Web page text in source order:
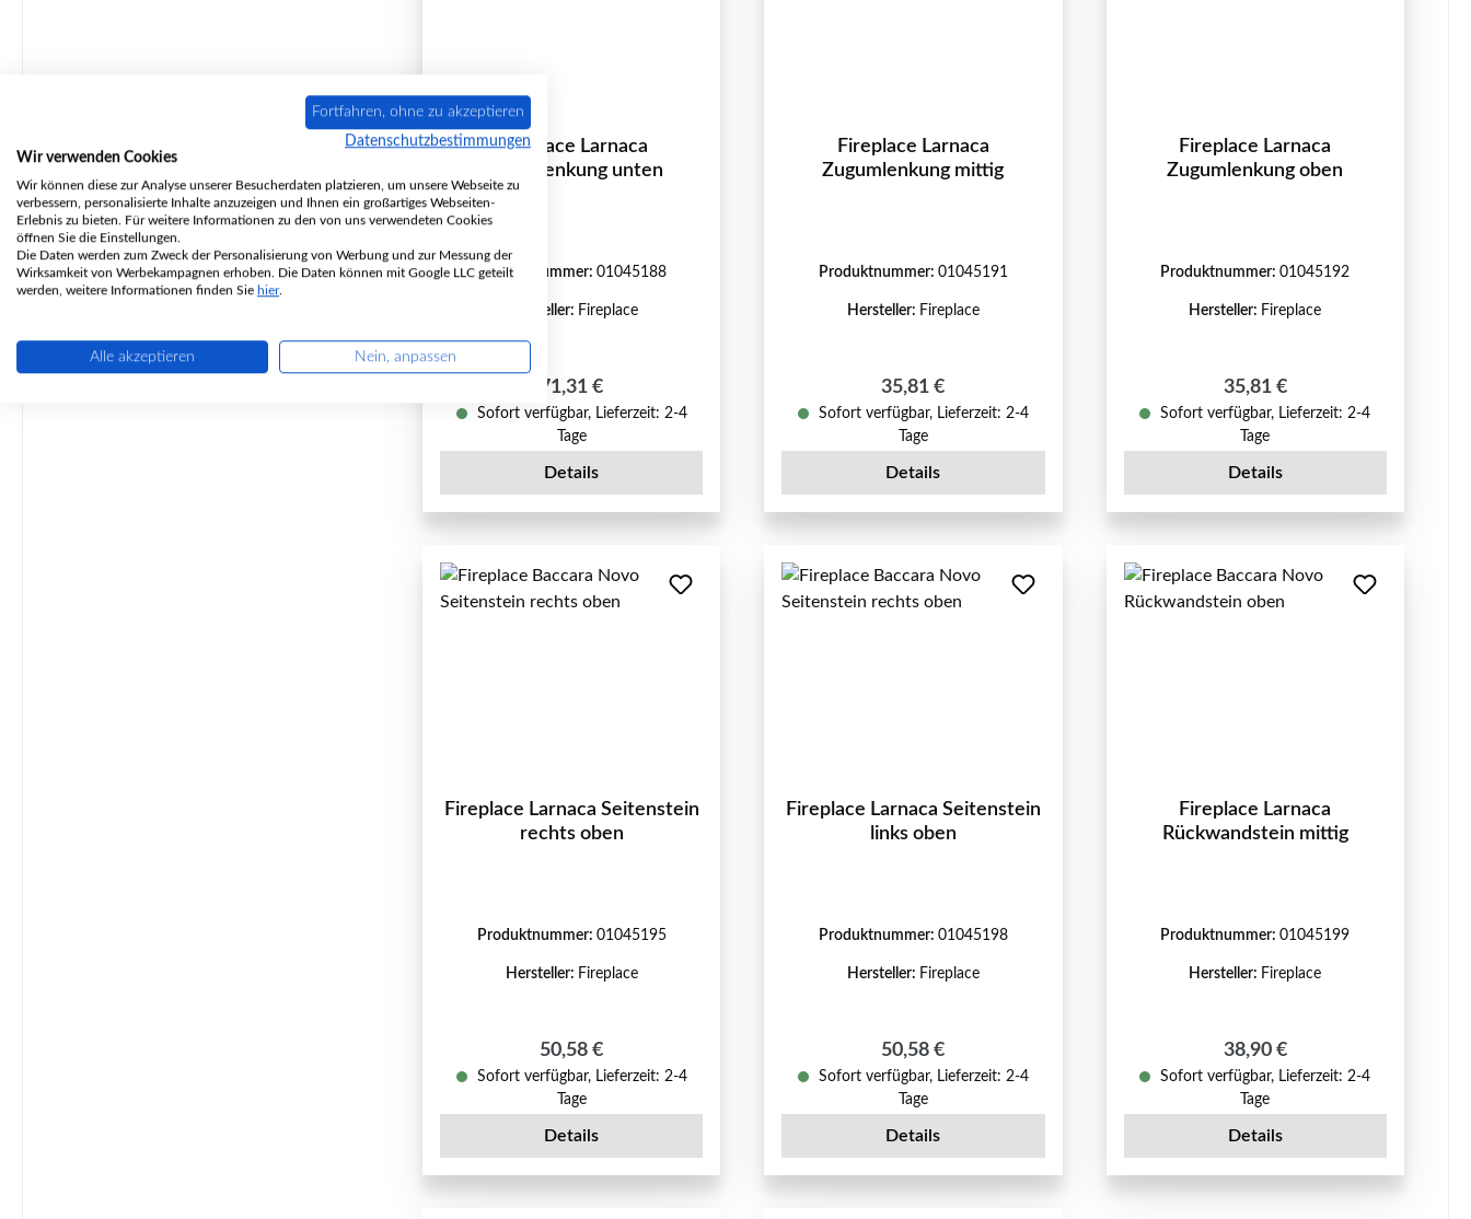
Fireplace Larnaca
Zugumlenkung unten
Produktnummer: 01045188
Hersteller: Fireplace
Regulärer Preis:
71,31 €
Sofort verfügbar, Lieferzeit: 2-4
Tage
Details
Fireplace Larnaca
Zugumlenkung mittig
Produktnummer: 01045191
Hersteller: Fireplace
Regulärer Preis:
35,81 €
Sofort verfügbar, Lieferzeit: 2-4
Tage
Details
Fireplace Larnaca
Zugumlenkung oben
Produktnummer:01045192
Hersteller: Fireplace
Regulärer Preis:
35,81 €
Sofort verfügbar, Lieferzeit: 2-4
Tage
Details
Fireplace Larnaca Seitenstein
rechts oben
Produktnummer: 01045195
Hersteller: Fireplace
Regulärer Preis:
50,58 €
Sofort verfügbar, Lieferzeit: 2-4
Tage
Details
Fireplace Larnaca Seitenstein
links oben
Produktnummer: 01045198
Hersteller: Fireplace
Regulärer Preis:
50,58 €
Sofort verfügbar, Lieferzeit: 2-4
Tage
Details
Fireplace Larnaca
Rückwandstein mittig
Produktnummer:01045199
Hersteller: Fireplace
Regulärer Preis:
38,90 €
Sofort verfügbar, Lieferzeit: 2-4
Tage
Details
Fortfahren, ohne zu akzeptieren
Datenschutzbestimmungen
Wir verwenden Cookies
Wir können diese zur Analyse unserer Besucherdaten platzieren, um unsere Webseite zu
verbessern, personalisierte Inhalte anzuzeigen und Ihnen ein großartiges Webseiten-
Erlebnis zu bieten. Für weitere Informationen zu den von uns verwendeten Cookies
öffnen Sie die Einstellungen.
Die Daten werden zum Zweck der Personalisierung von Werbung und zur Messung der
Wirksamkeit von Werbekampagnen erhoben. Die Daten können mit Google LLC geteilt
werden, weitere Informationen finden Sie hier.
Alle akzeptieren Nein, anpassen